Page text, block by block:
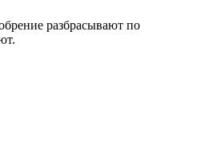
разбрасывают по